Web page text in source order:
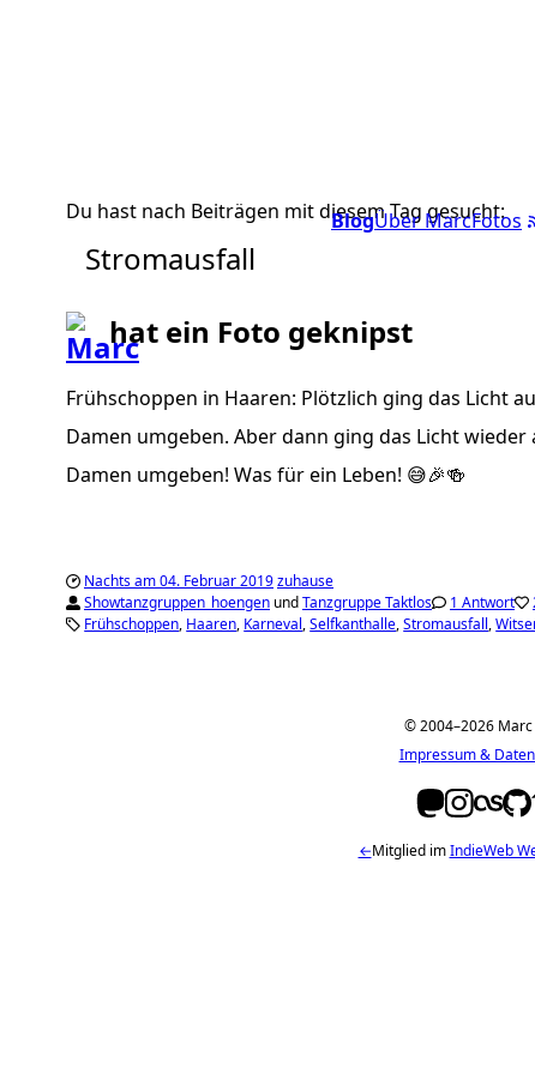
BlogÜber MarcFotos
Du hast nach Beiträgen mit diesem Tag gesucht:
Stromausfall
hat ein Foto geknipst
Frühschoppen in Haaren: Plötzlich ging das Licht
Damen umgeben. Aber dann ging das Licht
Damen umgeben! Was für ein Leben! 😅🎉🍻
Nachts am 04. Februar 2019zuhause
Showtanzgruppen_hoengen undTanzgruppe Taktlos 1 Antwort
Frühschoppen Haaren Karneval Selfkanthalle Stromausfall
© 2004–2026
Impressum &
←Mitglied imIndieWeb